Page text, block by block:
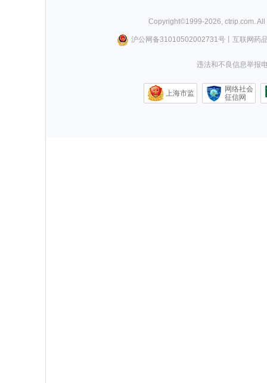
Copyright©1999-2026, ctrip.com.
沪公网备31010502002731号丨 互联网药
违法和不良信息举报
上海市监
网络社会
征信网